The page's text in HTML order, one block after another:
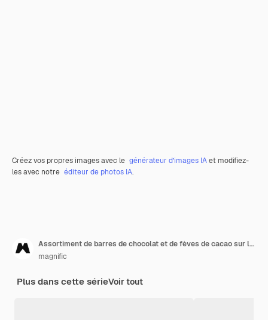
Créez vos propres images avec le générateur d’images IAet modifiez-
les avec notre éditeur de photos IA.
Assortiment de barres de chocolat et de fèves de cacao sur la table en bois
magnific
Plus dans cette sérieVoir tout